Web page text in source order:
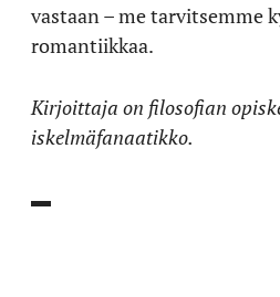
vastaan – me tarvitsemme
romantiikkaa.
Kirjoittaja on filosofian
iskelmäfanaatikko.
▬